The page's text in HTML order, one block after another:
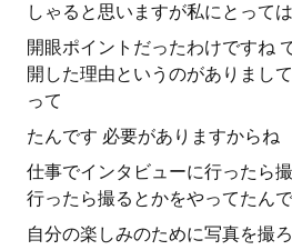
しゃると思いますが私にとって
開眼ポイントだったわけですね
開した理由というのがありまし
って
たんです 必要がありますからね
仕事でインタビューに行ったら
行ったら撮るとかをやってたん
自分の楽しみのために写真を撮